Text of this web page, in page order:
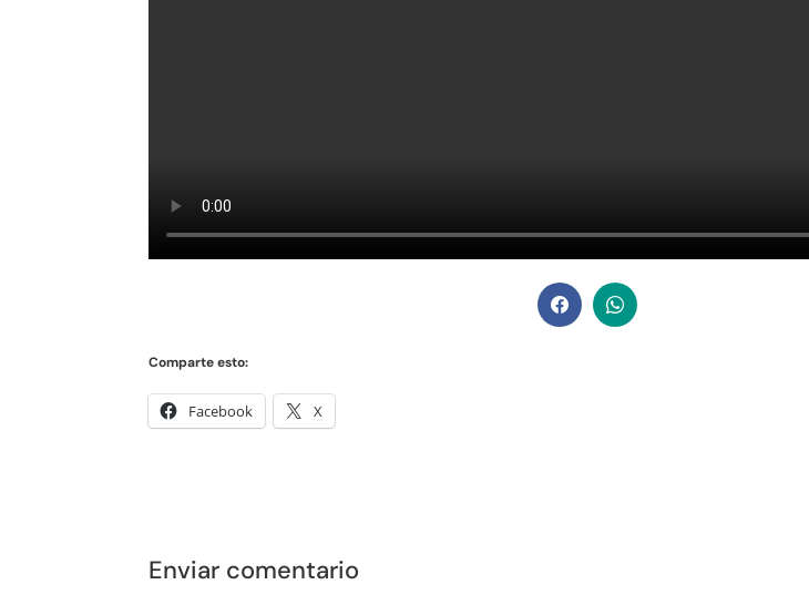
Comparte esto:
Facebook X
Enviar comentario